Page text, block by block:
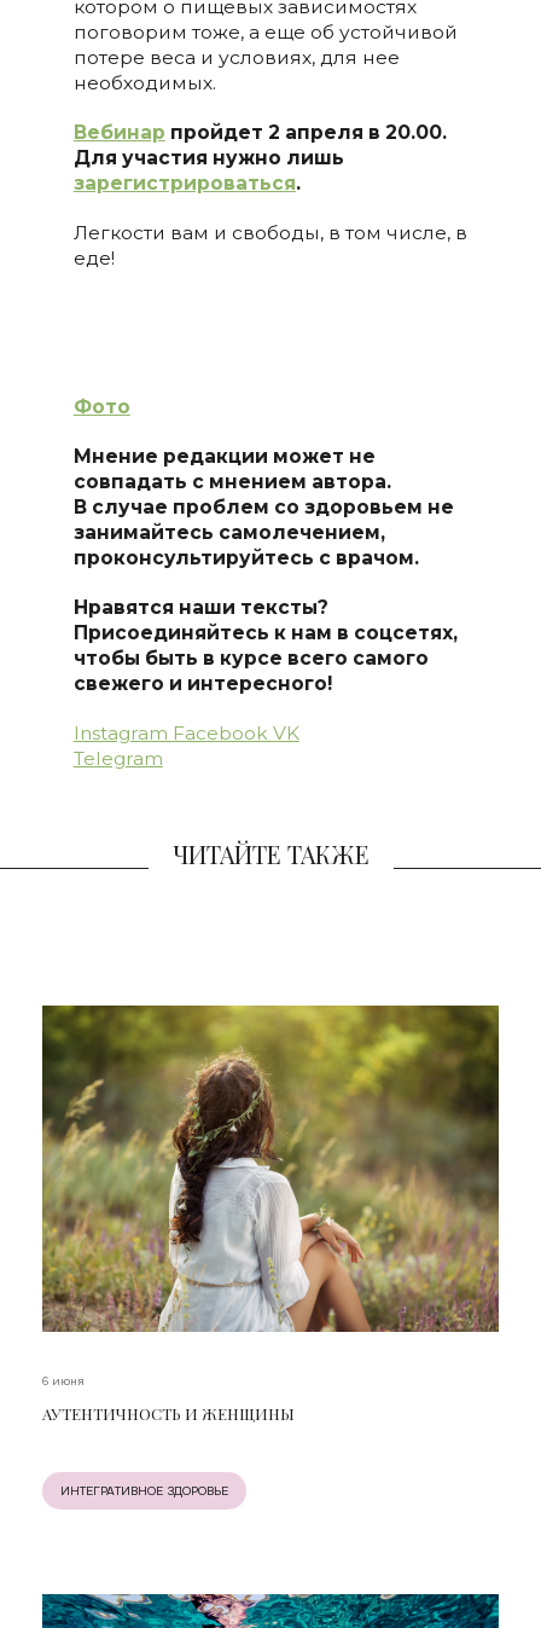
котором о пищевых зависимостях
поговорим тоже, а еще об устойчивой
потере веса и условиях, для нее
необходимых.
Вебинар пройдет 2 апреля в 20.00.
Для участия нужно лишь
зарегистрироваться.
Легкости вам и свободы, в том числе, в
еде!
Фото
Мнение редакции может не
совпадать с мнением автора.
В случае проблем со здоровьем не
занимайтесь самолечением,
проконсультируйтесь с врачом.
Нравятся наши тексты?
Присоединяйтесь к нам в соцсетях,
чтобы быть в курсе всего самого
свежего и интересного!
Instagram Facebook VK
Telegram
ЧИТАЙТЕ ТАКЖЕ
6 июня
АУТЕНТИЧНОСТЬ И ЖЕНЩИНЫ
ИНТЕГРАТИВНОЕ ЗДОРОВЬЕ